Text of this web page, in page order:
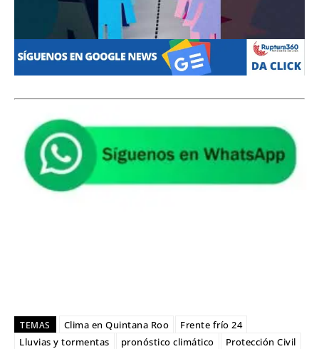
TEMAS Clima en Quintana Roo
Frente frío 24
Lluvias y tormentas
pronóstico climático Protección Civil